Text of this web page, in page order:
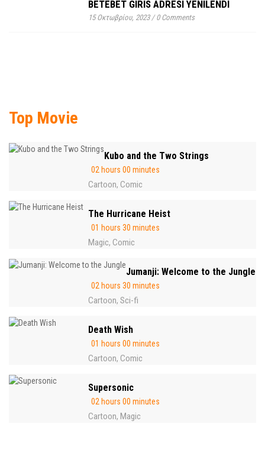
BETEBET GIRIS ADRESI YENILENDI
15 Οκτωβρίου, 2023/0 Comments
Top Movie
Kubo and the Two Strings
02 hours 00 minutes
Cartoon, Comic
The Hurricane Heist
01 hours 30 minutes
Magic, Comic
Jumanji: Welcome to the Jungle
02 hours 30 minutes
Cartoon, Sci-fi
Death Wish
01 hours 00 minutes
Cartoon, Comic
Supersonic
02 hours 00 minutes
Cartoon, Magic